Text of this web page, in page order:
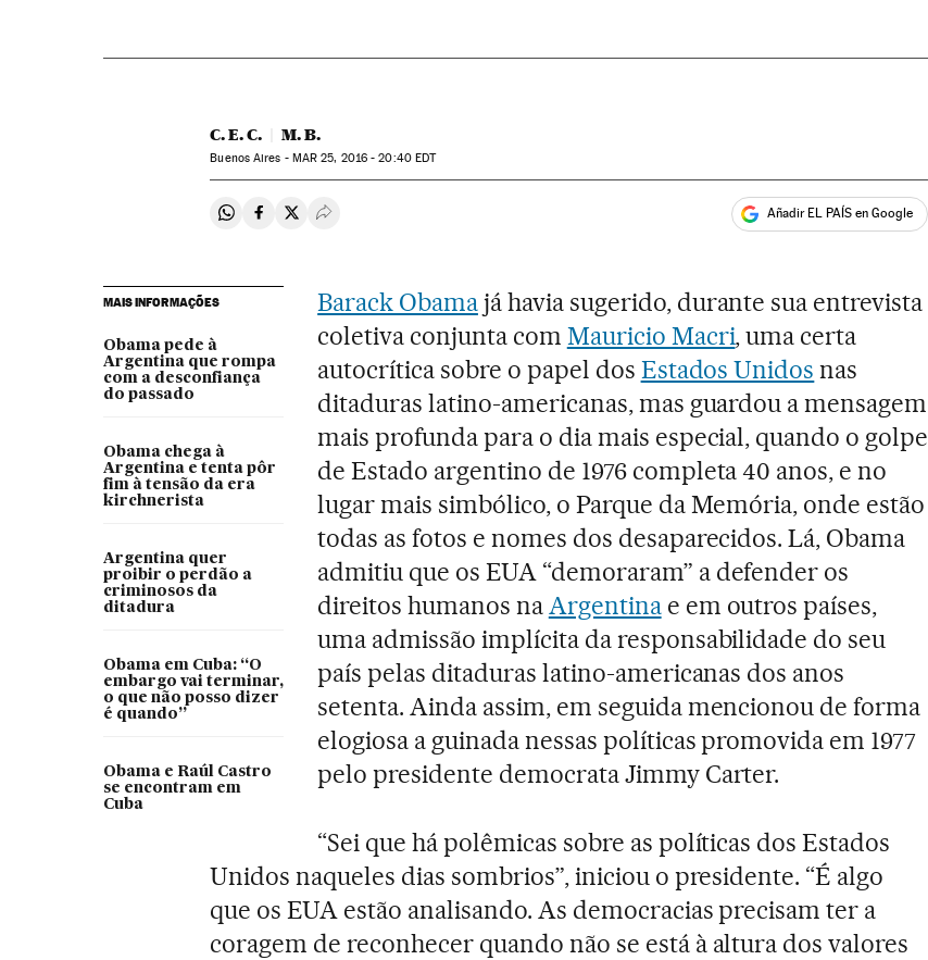
C. E. C. M. B.
Buenos Aires - MAR 25, 2016 - 20:40EDT
Compartir en Whatsapp
Compartir en Facebook
Compartir en Twitter
Desplegar Redes Sociales Añadir EL PAÍS en Google
MAIS INFORMAÇÕES
Obama pede à
Argentina que rompa
com a desconfiança
do passado
Obama chega à
Argentina e tenta pôr
fim à tensão da era
kirchnerista
Argentina quer
proibir o perdão a
criminosos da
ditadura
Obama em Cuba: “O
embargo vai terminar,
o que não posso dizer
é quando”
Obama e Raúl Castro
se encontram em
Cuba
Barack Obamajá havia sugerido, durante sua entrevista
coletiva conjunta com Mauricio Macri, uma certa
autocrítica sobre o papel dos Estados Unidos nas
ditaduras latino-americanas, mas guardou a mensagem
mais profunda para o dia mais especial, quando o golpe
de Estado argentino de 1976 completa 40 anos, e no
lugar mais simbólico, o Parque da Memória, onde estão
todas as fotos e nomes dos desaparecidos. Lá, Obama
admitiu que os EUA “demoraram” a defender os
direitos humanos naArgentinae em outros países,
uma admissão implícita da responsabilidade do seu
país pelas ditaduras latino-americanas dos anos
setenta. Ainda assim, em seguida mencionou de forma
elogiosa a guinada nessas políticas promovida em 1977
pelo presidente democrata Jimmy Carter.
“Sei que há polêmicas sobre as políticas dos Estados
Unidos naqueles dias sombrios”, iniciou o presidente. “É algo
que os EUA estão analisando. As democracias precisam ter a
coragem de reconhecer quando não se está à altura dos valores